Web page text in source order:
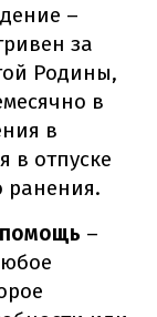
–
за
Родины,
в
в
в отпуске
ранения.
–